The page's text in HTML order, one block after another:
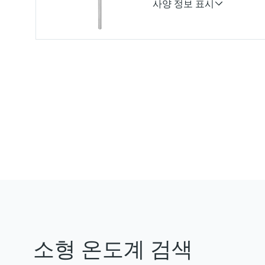
사양 정보 표시
소형 온도계 검색